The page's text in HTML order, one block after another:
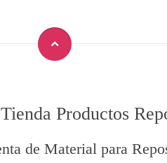
Tienda Productos
de Material para